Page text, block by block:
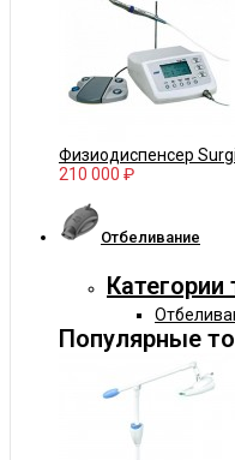
Физиодиспенсер
210 000 ₽
Отбеливание
Категории
Популярные